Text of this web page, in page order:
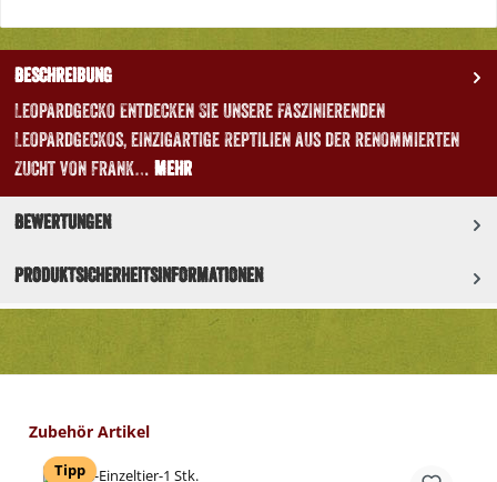
Beschreibung
Leopardgecko Entdecken Sie unsere faszinierenden
Leopardgeckos, einzigartige Reptilien aus der renommierten
Zucht von Frank… Mehr
Bewertungen
Produktsicherheitsinformationen
Produktgalerie überspringen
Zubehör Artikel
Tipp